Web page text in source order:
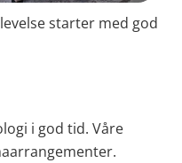
starter med god
i god tid. Våre